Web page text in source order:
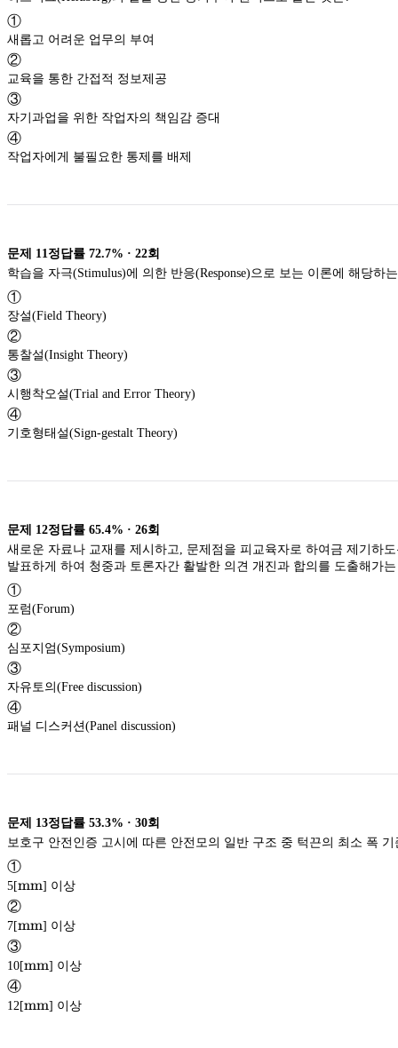
①
새롭고 어려운 업무의 부여
②
교육을 통한 간접적 정보제공
③
자기과업을 위한 작업자의 책임감 증대
④
작업자에게 불필요한 통제를 배제
문제 11 정답률 72.7% · 22회
학습을 자극(Stimulus)에 의한 반응(Response)으로 보는 이론에 해당하
①
장설(Field Theory)
②
통찰설(Insight Theory)
③
시행착오설(Trial and Error Theory)
④
기호형태설(Sign-gestalt Theory)
문제 12정답률 65.4% · 26회
새로운 자료나 교재를 제시하고, 문제점을 피교육자로 하여금 제기하
발표하게 하여 청중과 토론자간 활발한 의견 개진과 합의를 도출해가
①
포럼(Forum)
②
심포지엄(Symposium)
③
자유토의(Free discussion)
④
패널 디스커션(Panel discussion)
문제 13정답률 53.3% · 30회
보호구 안전인증 고시에 따른 안전모의 일반 구조 중 턱끈의 최소 폭 기
①
5[\textup{mm}
mm
mm] 이상
②
7[\textup{mm}
mm
mm] 이상
③
10[\textup{mm}
mm] 이상
④
12[\textup{mm}
mm] 이상